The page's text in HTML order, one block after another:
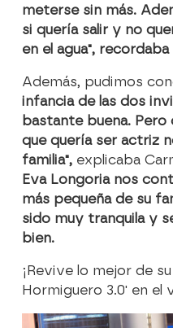
meterse sin más.
si quería salir y no
en el agua", recordaba
Además, pudimos
infancia de las dos
bastante buena.
que quería ser actriz
familia", explicaba
Eva Longoria nos
más pequeña de su
sido muy tranquila y
bien.
¡Revive lo mejor de
Hormiguero 3.0' en el